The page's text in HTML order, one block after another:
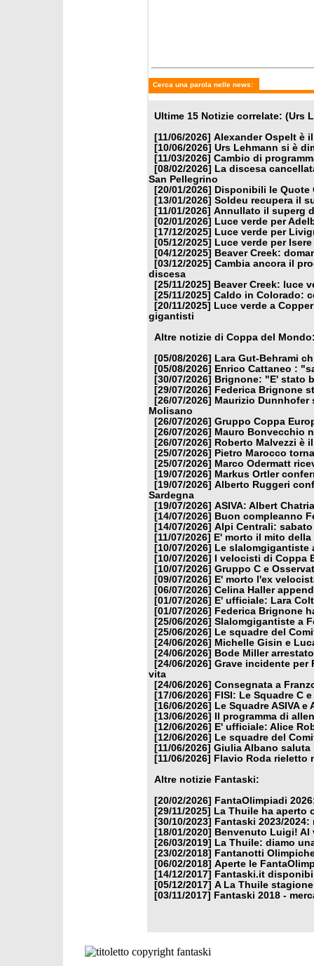
Cerca una parola nelle news:
Ultime 15 Notizie correlate: (Urs
[11/06/2026] Alexander Ospelt è
[10/06/2026] Urs Lehmann si è
[11/03/2026] Cambio di
[08/02/2026]
La discesa
San Pellegrino
[20/01/2026]
Disponibili le
[13/01/2026] Soldeu recupera il
[11/01/2026] Annullato il superg
[02/01/2026]
Luce verde per
[17/12/2025]
Luce verde per
[05/12/2025]
Luce verde per
[04/12/2025]
Beaver Creek:
[03/12/2025] Cambia ancora il
discesa
[25/11/2025]
Beaver Creek: luce
[25/11/2025] Caldo in Colorado:
[20/11/2025]
Luce verde a
gigantisti
Altre notizie di Coppa del
[05/08/2026]
Lara Gut-Behrami
[05/08/2026]
Enrico Cattaneo :
[30/07/2026]
Brignone: "E' stato
[29/07/2026]
Federica Brignone
[26/07/2026] Maurizio Dunnhofer
Molisano
[26/07/2026] Gruppo Coppa
[26/07/2026] Mauro Bonvecchio
[26/07/2026]
Roberto Malvezzi è
[25/07/2026]
Pietro Marocco
[25/07/2026] Marco Odermatt
[19/07/2026] Markus Ortler
[19/07/2026] Alberto Ruggeri
Sardegna
[19/07/2026] ASIVA: Albert
[14/07/2026]
Buon compleanno
[14/07/2026] Alpi Centrali:
[11/07/2026]
E' morto il mito
[10/07/2026]
Le
[10/07/2026]
I velocisti di Coppa
[10/07/2026] Gruppo C e
[09/07/2026]
E' morto l'ex
[06/07/2026] Celina Haller
[01/07/2026]
E' ufficiale: Lara
[01/07/2026]
Federica Brignone
[25/06/2026] Slalomgigantiste a
[25/06/2026]
Le squadre del
[24/06/2026] Michelle Gisin e
[24/06/2026]
Bode Miller
[24/06/2026] Grave incidente per
vita
[24/06/2026] Consegnata a
[17/06/2026]
FISI: Le Squadre C
[16/06/2026]
Le Squadre ASIVA
[13/06/2026]
Il programma di
[12/06/2026]
E' ufficiale: Alice
[12/06/2026]
Le squadre del
[11/06/2026] Giulia Albano saluta
[11/06/2026]
Flavio Roda rieletto
Altre notizie Fantaski:
[20/02/2026]
FantaOlimpiadi
[29/11/2025]
La Thuile ha aperto
[30/10/2023]
Fantaski 2023/
[18/01/2020]
Benvenuto Luigi! Al
[26/03/2019]
La Thuile: diamo
[23/02/2018]
Fantanotti
[06/02/2018] Aperte le
[14/12/2017]
Fantaski.it
[05/12/2017] A La Thuile
[03/11/2017]
Fantaski 2018 -